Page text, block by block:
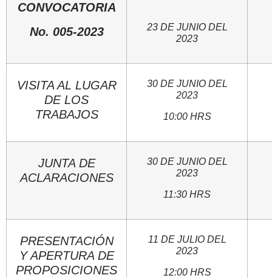
CONVOCATORIA
No. 005-2023
23 DE JUNIO DEL
2023
VISITA AL LUGAR
DE LOS
TRABAJOS
30 DE JUNIO DEL
2023
10:00 HRS
JUNTA DE
ACLARACIONES
30 DE JUNIO DEL
2023
11:30 HRS
PRESENTACIÓN
Y APERTURA DE
PROPOSICIONES
11 DE JULIO DEL
2023
12:00 HRS